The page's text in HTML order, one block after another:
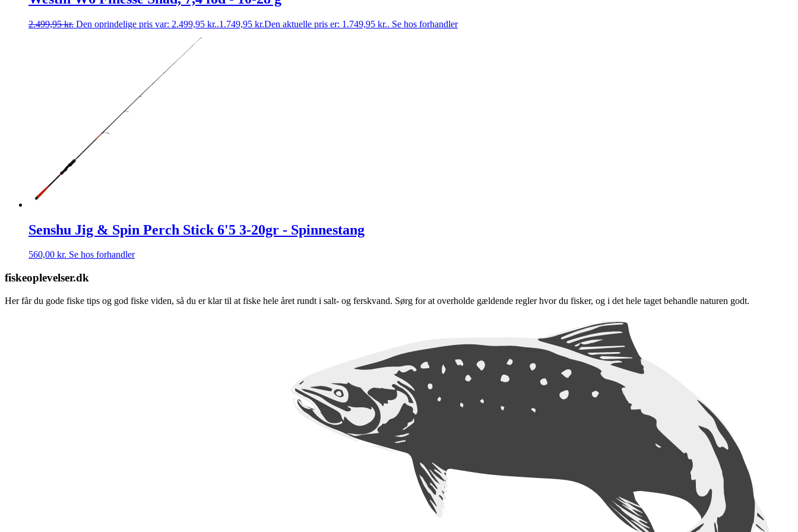
2.499,95kr. Den oprindelige pris var: 2.499,95 kr..1.749,95 kr.Den aktuelle pris er: 1.749,95 kr.. Se hos forhandler
Senshu Jig & Spin Perch Stick 6'5 3-20gr - Spinnestang
560,00 kr. Se hos forhandler
fiskeoplevelser.dk
Her får du gode fiske tips og god fiske viden, så du er klar til at fiske hele året rundt i salt- og ferskvand. Sørg for at overholde gældende regler hvor du fisker, og i det hele taget behandle naturen godt.